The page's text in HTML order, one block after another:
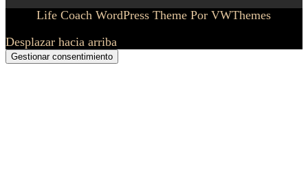
Life Coach WordPress Theme Por VWThemes
Desplazar hacia arriba
Gestionar consentimiento